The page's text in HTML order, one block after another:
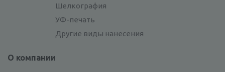
Шелкография
УФ-печать
Другие виды нанесения
О компании